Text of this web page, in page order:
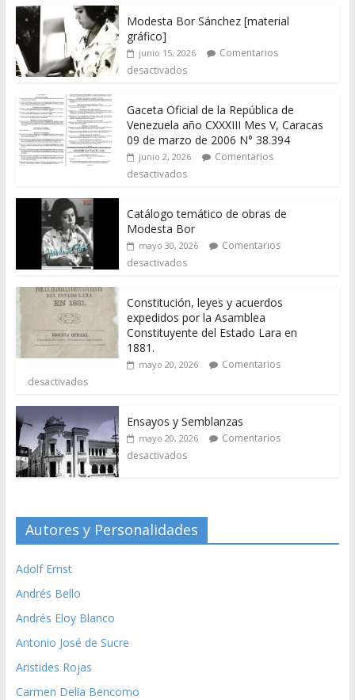
Modesta Bor Sánchez [material
gráfico]
junio 15, 2026
Comentarios
desactivados
Gaceta Oficial de la República de
Venezuela año CXXXIII Mes V, Caracas
09 de marzo de 2006 N° 38.394
junio 2, 2026
Comentarios
desactivados
Catálogo temático de obras de
Modesta Bor
mayo 30, 2026
Comentarios
desactivados
Constitución, leyes y acuerdos
expedidos por la Asamblea
Constituyente del Estado Lara en
1881.
mayo 20, 2026
Comentarios
desactivados
Ensayos y Semblanzas
mayo 20, 2026
Comentarios
desactivados
Autores y Personalidades
Adolf Ernst
Andrés Bello
Andrés Eloy Blanco
Antonio José de Sucre
Aristides Rojas
Carmen Delia Bencomo